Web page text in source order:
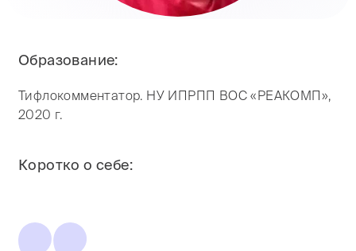
Образование:
Тифлокомментатор. НУ ИПРПП ВОС «РЕАКОМП»,
2020 г.
Коротко о себе: